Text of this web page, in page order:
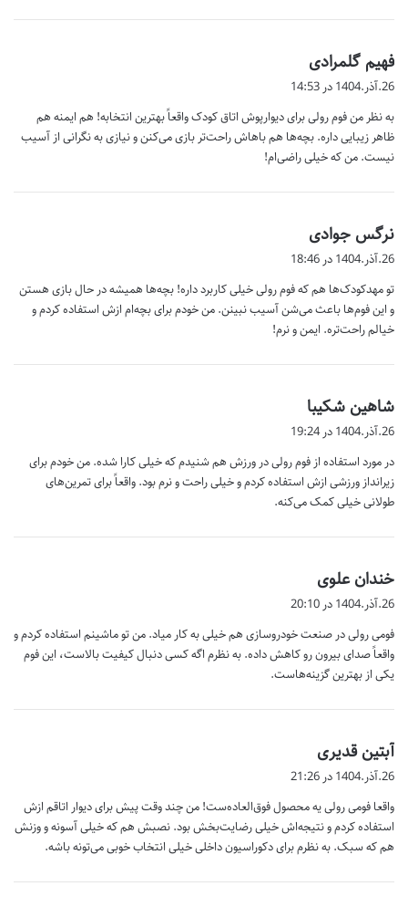
فهیم گلمرادی
ف
:
26.آذر.1404 در 14:53
به نظر من فوم رولی برای دیوارپوش اتاق کودک واقعاً بهترین انتخابه! هم ایمنه هم
ظاهر زیبایی داره. بچه‌ها هم باهاش راحت‌تر بازی می‌کنن و نیازی به نگرانی از آسیب
نیست. من که خیلی راضی‌ام!
نرگس جوادی
:
26.آذر.1404 در 18:46
تو مهدکودک‌ها هم که فوم رولی خیلی کاربرد داره! بچه‌ها همیشه در حال بازی هستن
و این فوم‌ها باعث می‌شن آسیب نبینن. من خودم برای بچه‌ام ازش استفاده کردم و
خیالم راحت‌تره. ایمن و نرم!
شاهین شکیبا
ف
:
26.آذر.1404 در 19:24
در مورد استفاده از فوم رولی در ورزش هم شنیدم که خیلی کارا شده. من خودم برای
زیرانداز ورزشی ازش استفاده کردم و خیلی راحت و نرم بود. واقعاً برای تمرین‌های
طولانی خیلی کمک می‌کنه.
خندان علوی
ف
:
26.آذر.1404 در 20:10
فومی رولی در صنعت خودروسازی هم خیلی به کار میاد. من تو ماشینم استفاده کردم و
واقعاً صدای بیرون رو کاهش داده. به نظرم اگه کسی دنبال کیفیت بالاست، این فوم
یکی از بهترین گزینه‌هاست.
آبتین قدیری
ف
:
26.آذر.1404 در 21:26
واقعا فومی رولی یه محصول فوق‌العاده‌ست! من چند وقت پیش برای دیوار اتاقم ازش
استفاده کردم و نتیجه‌اش خیلی رضایت‌بخش بود. نصبش هم که خیلی آسونه و وزنش
هم که سبک. به نظرم برای دکوراسیون داخلی خیلی انتخاب خوبی می‌تونه باشه.